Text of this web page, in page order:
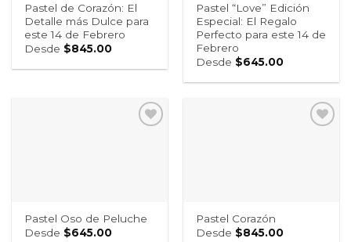
Pastel de Corazón: El
Detalle más Dulce para
este 14 de Febrero
Desde $845.00
Pastel “Love” Edición
Especial: El Regalo
Perfecto para este 14 de
Febrero
Desde $645.00
Pastel Oso de Peluche
Desde $645.00
Pastel Corazón
Desde $845.00